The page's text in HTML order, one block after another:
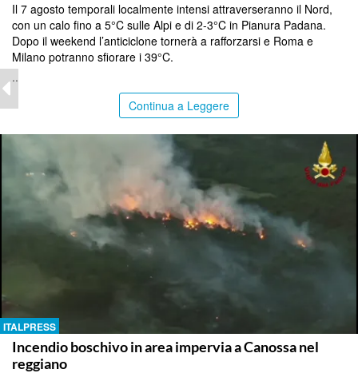
Il 7 agosto temporali localmente intensi attraverseranno il Nord,
con un calo fino a 5°C sulle Alpi e di 2-3°C in Pianura Padana.
Dopo il weekend l’anticiclone tornerà a rafforzarsi e Roma e
Milano potranno sfiorare i 39°C.
..
Continua a Leggere
ITALPRESS
Incendio boschivo in area impervia a Canossa nel
reggiano